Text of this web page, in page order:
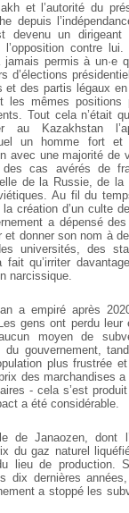
et l’autorité du
depuis
devenu un dirigeant
contre
jamais permis à un·e
d’élections
et des partis légaux
les mêmes positions
Tout cela n’était
Kazakhstan
un homme fort
avec une majorité de
cas avérés de
de la Russie, de la
Au fil du
création d’un culte
a dépensé
et donner son nom à
universités, des
fait qu’irriter
narcissique.
a empiré après
gens ont perdu leur
moyen de
du gouvernement,
plus frustrée
des marchandises
- cela s’est
a été considérable.
de Janaozen, dont
du gaz naturel
lieu de production.
dix dernières
a stoppé les